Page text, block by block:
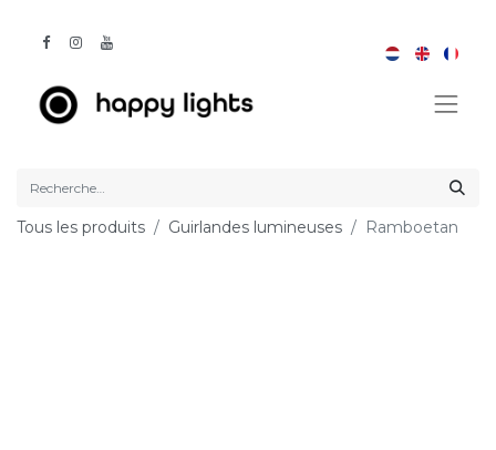
Tous les produits Guirlandes lumineuses Ramboetan